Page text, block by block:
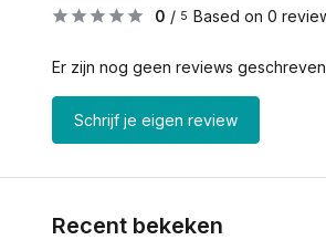
0 / 5 Based on 0
Er zijn nog geen reviews
Schrijf je eigen review
Recent bekeken